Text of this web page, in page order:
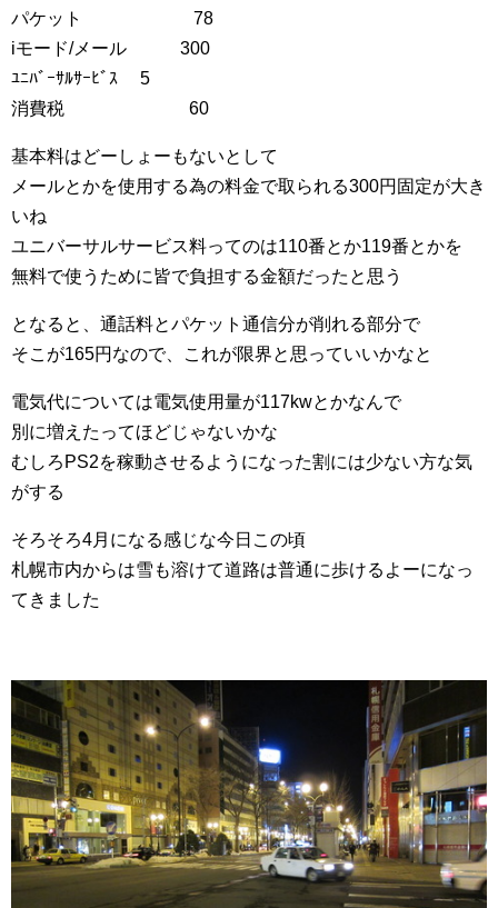
パケット 78
iモード/メール 300
ﾕﾆﾊﾞｰｻﾙｻｰﾋﾞｽ 5
消費税 60
基本料はどーしょーもないとして
メールとかを使用する為の料金で取られる300円固定が大き
いね
ユニバーサルサービス料ってのは110番とか119番とかを
無料で使うために皆で負担する金額だったと思う
となると、通話料とパケット通信分が削れる部分で
そこが165円なので、これが限界と思っていいかなと
電気代については電気使用量が117kwとかなんで
別に増えたってほどじゃないかな
むしろPS2を稼動させるようになった割には少ない方な気
がする
そろそろ4月になる感じな今日この頃
札幌市内からは雪も溶けて道路は普通に歩けるよーになっ
てきました